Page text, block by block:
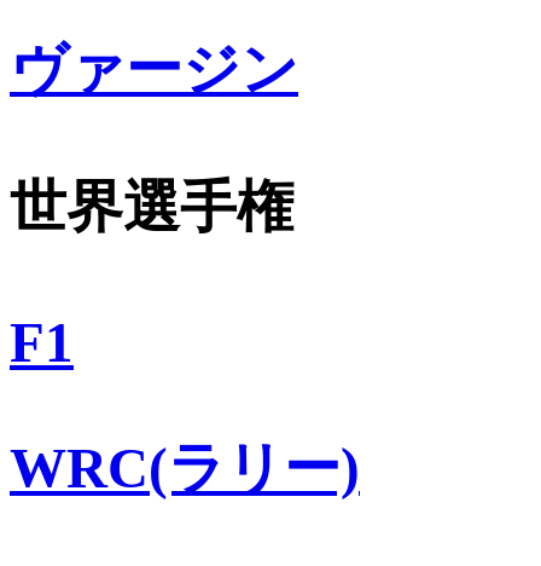
ヴァージン
世界選手権
F1
WRC(ラリー)